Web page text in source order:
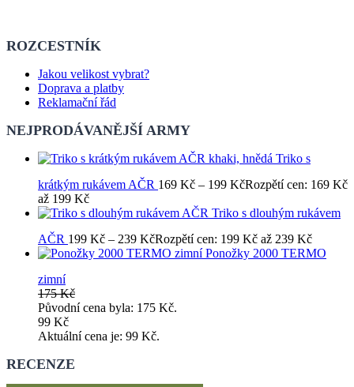
ROZCESTNÍK
Jakou velikost vybrat?
Doprava a platby
Reklamační řád
NEJPRODÁVANĚJŠÍ ARMY
Triko s
krátkým rukávem AČR 169 Kč – 199 KčRozpětí cen: 169 Kč
až 199 Kč
Triko s dlouhým rukávem
AČR 199 Kč – 239 KčRozpětí cen: 199 Kč až 239 Kč
Ponožky 2000 TERMO
zimní
175Kč
Původní cena byla: 175 Kč.
99 Kč
Aktuální cena je: 99 Kč.
RECENZE